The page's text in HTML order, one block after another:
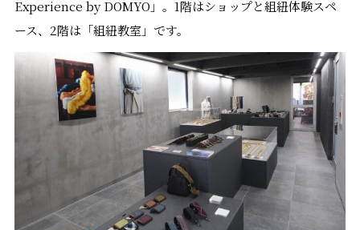
Experience by DOMYO」。1階はショップと組紐体験スペ
ース、2階は「組紐教室」です。